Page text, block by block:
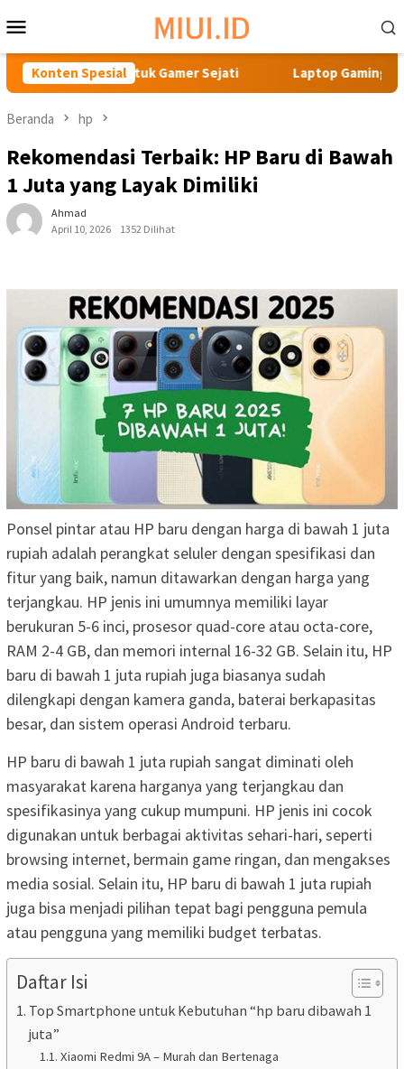
ke
kontenMobile
Konten Spesial
untuk Gamer Sejati Laptop Gaming Terbaik:
Beranda hp
Rekomendasi Terbaik: HP Baru di Bawah
1 Juta yang Layak Dimiliki
Ahmad
April 10, 2026
1352 Dilihat
Ponsel pintar atau HP baru dengan harga di bawah 1 juta
rupiah adalah perangkat seluler dengan spesifikasi dan
fitur yang baik, namun ditawarkan dengan harga yang
terjangkau. HP jenis ini umumnya memiliki layar
berukuran 5-6 inci, prosesor quad-core atau octa-core,
RAM 2-4 GB, dan memori internal 16-32 GB. Selain itu, HP
baru di bawah 1 juta rupiah juga biasanya sudah
dilengkapi dengan kamera ganda, baterai berkapasitas
besar, dan sistem operasi Android terbaru.
HP baru di bawah 1 juta rupiah sangat diminati oleh
masyarakat karena harganya yang terjangkau dan
spesifikasinya yang cukup mumpuni. HP jenis ini cocok
digunakan untuk berbagai aktivitas sehari-hari, seperti
browsing internet, bermain game ringan, dan mengakses
media sosial. Selain itu, HP baru di bawah 1 juta rupiah
juga bisa menjadi pilihan tepat bagi pengguna pemula
atau pengguna yang memiliki budget terbatas.
Daftar Isi
Top Smartphone untuk Kebutuhan “hp baru dibawah 1
juta”
Xiaomi Redmi 9A – Murah dan Bertenaga